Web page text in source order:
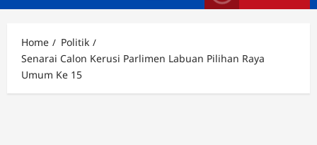
Home
Politik
Senarai Calon Kerusi Parlimen Labuan Pilihan Raya
Umum Ke 15